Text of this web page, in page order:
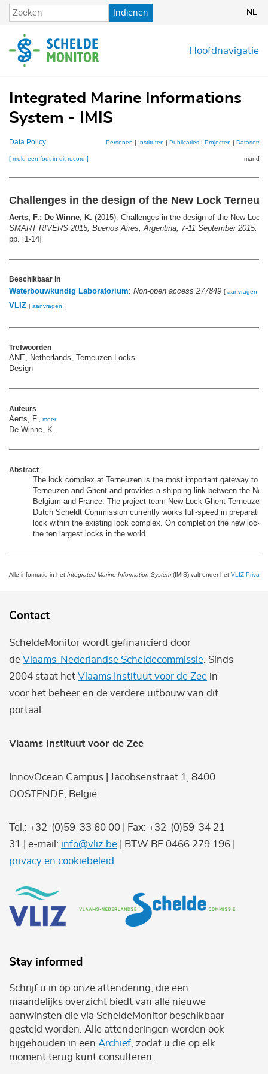
Overslaan
en
de
inhoud
Indienen NL
Hoofdnavigatie
Integrated Marine Informations
System - IMIS
Data Policy Personen | Instituten | Publicaties| Projecten | Datasets
[ meld een fout in dit record ] mandje
Challenges in the design of the New Lock
Aerts, F.; De Winne, K. (2015). Challenges in the design of the New Lock
SMART RIVERS 2015, Buenos Aires, Argentina, 7-11 September 2015:
pp. [1-14]
Beschikbaar in
Waterbouwkundig Laboratorium: Non-open access 277849 [ aanvragen
VLIZ [ aanvragen ]
Trefwoorden
ANE, Netherlands, Terneuzen Locks
Design
Auteurs
Aerts, F. meer
De Winne, K.
Abstract
The lock complex at Terneuzen is the most important gateway to
Terneuzen and Ghent and provides a shipping link between the
Belgium and France. The project team New Lock Ghent-Terneuzen
Dutch Scheldt Commission currently works full-speed in
lock within the existing lock complex. On completion the new lock
the ten largest locks in the world.
Alle informatie in het Integrated Marine Information System (IMIS) valt onder het VLIZ Privacy
Contact
ScheldeMonitor wordt gefinancierd door
de Vlaams-Nederlandse Scheldecommissie . Sinds
2004 staat het Vlaams Instituut voor de Zee in
voor het beheer en de verdere uitbouw van dit
portaal.
Vlaams Instituut voor de Zee
InnovOcean Campus | Jacobsenstraat 1, 8400
OOSTENDE, België
Tel.: +32-(0)59-33 60 00 | Fax: +32-(0)59-34 21
31 | e-mail: info@vliz.be | BTW BE 0466.279.196 |
privacy en cookiebeleid
Stay informed
Schrijf u in op onze attendering, die een
maandelijks overzicht biedt van alle nieuwe
aanwinsten die via ScheldeMonitor beschikbaar
gesteld worden. Alle attenderingen worden ook
bijgehouden in een Archief , zodat u die op elk
moment terug kunt consulteren.